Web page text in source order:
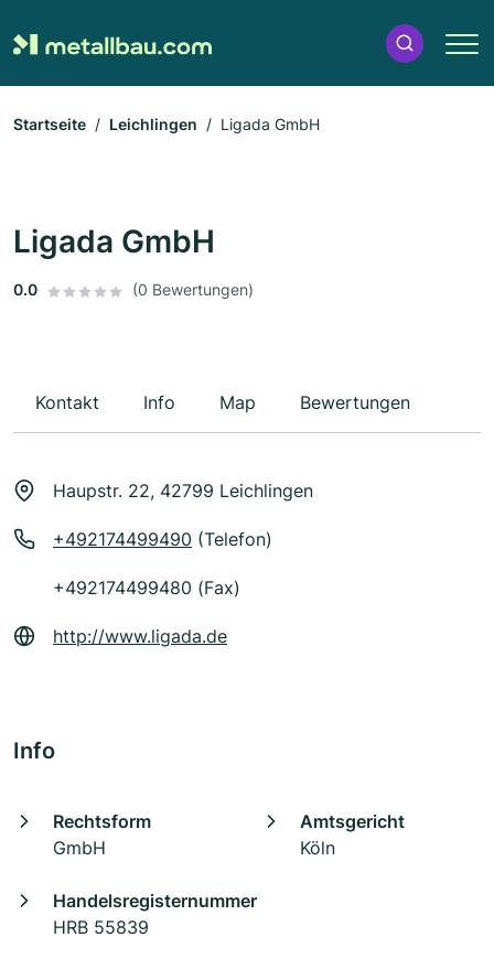
Startseite Leichlingen Ligada GmbH
Ligada GmbH
0.0 (0 Bewertungen)
Kontakt Info Map Bewertungen
Haupstr. 22, 42799 Leichlingen
+492174499490 (Telefon)
+492174499480 (Fax)
http://www.ligada.de
Info
Rechtsform
GmbH
Amtsgericht
Köln
Handelsregisternummer
HRB 55839